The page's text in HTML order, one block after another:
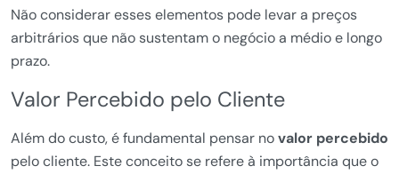
Não considerar esses elementos pode levar a preços
arbitrários que não sustentam o negócio a médio e longo
prazo.
Valor Percebido pelo Cliente
Além do custo, é fundamental pensar novalor percebido
pelo cliente. Este conceito se refere à importância que o